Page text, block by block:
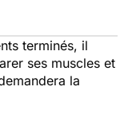
terminés, il
ses muscles et
la